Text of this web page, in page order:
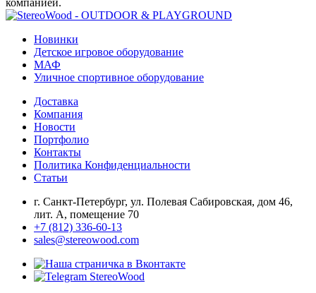
Новинки
Детское игровое оборудование
МАФ
Уличное спортивное оборудование
Доставка
Компания
Новости
Портфолио
Контакты
Политика Конфиденциальности
Статьи
г. Санкт-Петербург, ул. Полевая Сабировская, дом 46,
лит. А, помещение 70
+7 (812) 336-60-13
sales@stereowood.com